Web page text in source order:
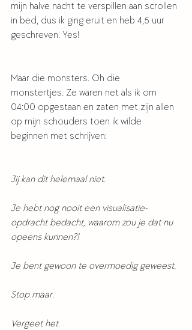
mijn halve nacht te verspillen aan scrollen
in bed, dus ik ging eruit en heb 4,5 uur
geschreven. Yes!
Maar die monsters. Oh die
monstertjes. Ze waren net als ik om
04:00 opgestaan en zaten met zijn allen
op mijn schouders toen ik wilde
beginnen met schrijven:
Jij kan dit helemaal niet.
Je hebt nog nooit een visualisatie-
opdracht bedacht, waarom zou je dat nu
opeens kunnen?!
Je bent gewoon te overmoedig geweest.
Stop maar.
Vergeet het.